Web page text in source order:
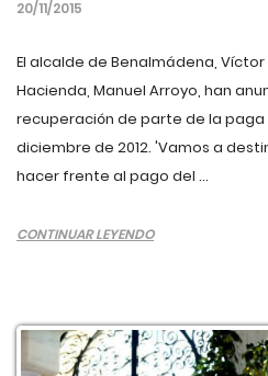
20/11/2015
El alcalde de Benalmádena,
Hacienda, Manuel Arroyo, han
recuperación de parte de la
diciembre de 2012. 'Vamos a
hacer frente al pago del ...
CONTINUAR LEYENDO